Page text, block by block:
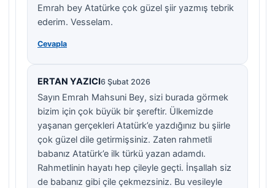
Emrah bey Atatürke çok güzel şiir yazmış tebrik
ederim. Vesselam.
Cevapla
ERTAN YAZICI6 Şubat 2026
Sayın Emrah Mahsuni Bey, sizi burada görmek
bizim için çok büyük bir şereftir. Ülkemizde
yaşanan gerçekleri Atatürk’e yazdığınız bu şiirle
çok güzel dile getirmişsiniz. Zaten rahmetli
babanız Atatürk’e ilk türkü yazan adamdı.
Rahmetlinin hayatı hep çileyle geçti. İnşallah siz
de babanız gibi çile çekmezsiniz. Bu vesileyle